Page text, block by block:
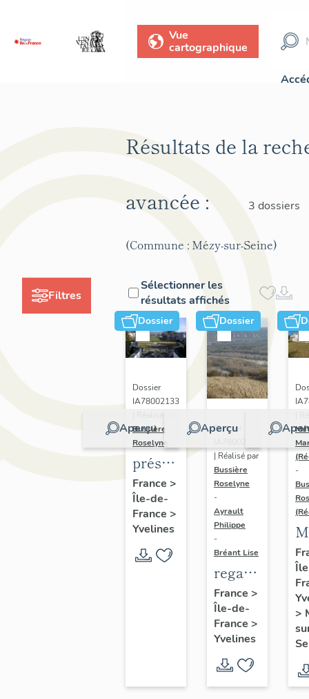
Vue
cartographique
Filtres
Résultats de la
avancée :
3 dossiers
(Commune : Mézy-sur-Seine)
Sélectionner les
résultats affichés
Dossier
Aperçu
Dossier
IA78002133
Bussière
Roselyne
présentation
du
diagnostic
patrimonial,
et
France >
Île-de-
France >
Yvelines
Dossier
Aperçu
Dossier
| Réalisé par
Bussière
Roselyne
-
Ayrault
Philippe
-
Bréant Lise
regard
sur le
territoire
Seine-
Aval
France >
Île-de-
France >
Yvelines
-
>